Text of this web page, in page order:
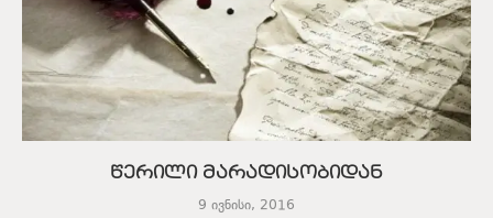
წერილი მარადისობიდან
9 ივნისი, 2016